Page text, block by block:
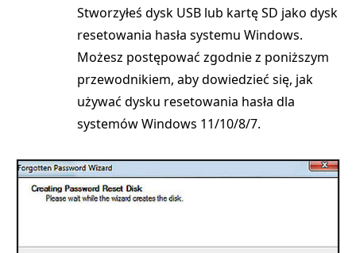
Stworzyłeś dysk USB lub kartę SD jako dysk
resetowania hasła systemu Windows.
Możesz postępować zgodnie z poniższym
przewodnikiem, aby dowiedzieć się, jak
używać dysku resetowania hasła dla
systemów Windows 11/10/8/7.